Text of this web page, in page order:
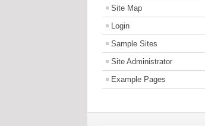
Site Map
Login
Sample Sites
Site Administrator
Example Pages